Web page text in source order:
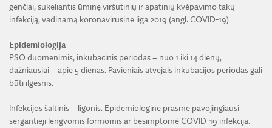
PAREIGYBIŲ APRAŠYMAS IR ATLIEKAMOS FUNKCIJOS
ŠVIESAUS ATMINIMO LMA NARIAI
NUORODOS
ATVIRI DUOMENYS
genčiai, sukeliantis ūminę viršutinių ir apatinių kvėpavimo takų
infekciją, vadinamą koronavirusine liga 2019 (angl. COVID-19)
Epidemiologija
PSO duomenimis, inkubacinis periodas – nuo 1 iki 14 dienų,
dažniausiai – apie 5 dienas. Pavieniais atvejais inkubacijos periodas gali
būti ilgesnis.
Infekcijos šaltinis – ligonis. Epidemiologine prasme pavojingiausi
sergantieji lengvomis formomis ar besimptomė COVID-19 infekcija.